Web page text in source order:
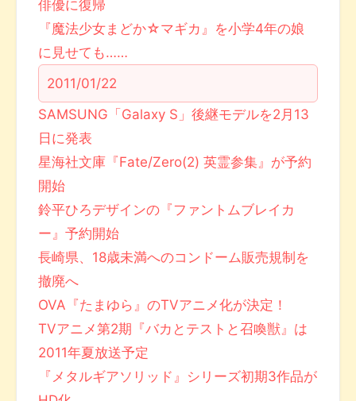
俳優に復帰
『魔法少女まどか☆マギカ』を小学4年の娘
に見せても……
2011/01/22
SAMSUNG「Galaxy S」後継モデルを2月13
日に発表
星海社文庫『Fate/Zero(2) 英霊参集』が予約
開始
鈴平ひろデザインの『ファントムブレイカ
ー』予約開始
長崎県、18歳未満へのコンドーム販売規制を
撤廃へ
OVA『たまゆら』のTVアニメ化が決定！
TVアニメ第2期『バカとテストと召喚獣』は
2011年夏放送予定
『メタルギアソリッド』シリーズ初期3作品が